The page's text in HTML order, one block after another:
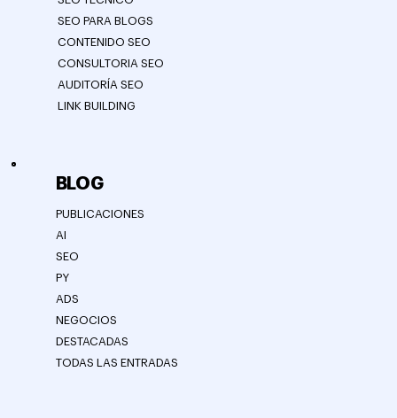
SEO PARA BLOGS
CONTENIDO SEO
CONSULTORIA SEO
AUDITORÍA SEO
LINK BUILDING
BLOG
PUBLICACIONES
AI
SEO
PY
ADS
NEGOCIOS
DESTACADAS
TODAS LAS ENTRADAS